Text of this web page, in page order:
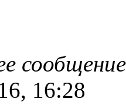
16:28